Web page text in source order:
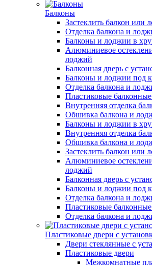
Балконы
Застеклить балкон или
Отделка балкона и
Балконы и лоджии в
Алюминиевое
лоджий
Балконная дверь с
Балконы и лоджии под
Отделка балкона и
Пластиковые
Внутренняя отделка
Обшивка балкона и
Балконы и лоджии в
Внутренняя отделка
Обшивка балкона и
Застеклить балкон или
Алюминиевое
лоджий
Балконная дверь с
Балконы и лоджии под
Отделка балкона и
Пластиковые
Отделка балкона и
Пластиковые двери с
Двери стеклянные с
Пластиковые двери
Межкомнатные